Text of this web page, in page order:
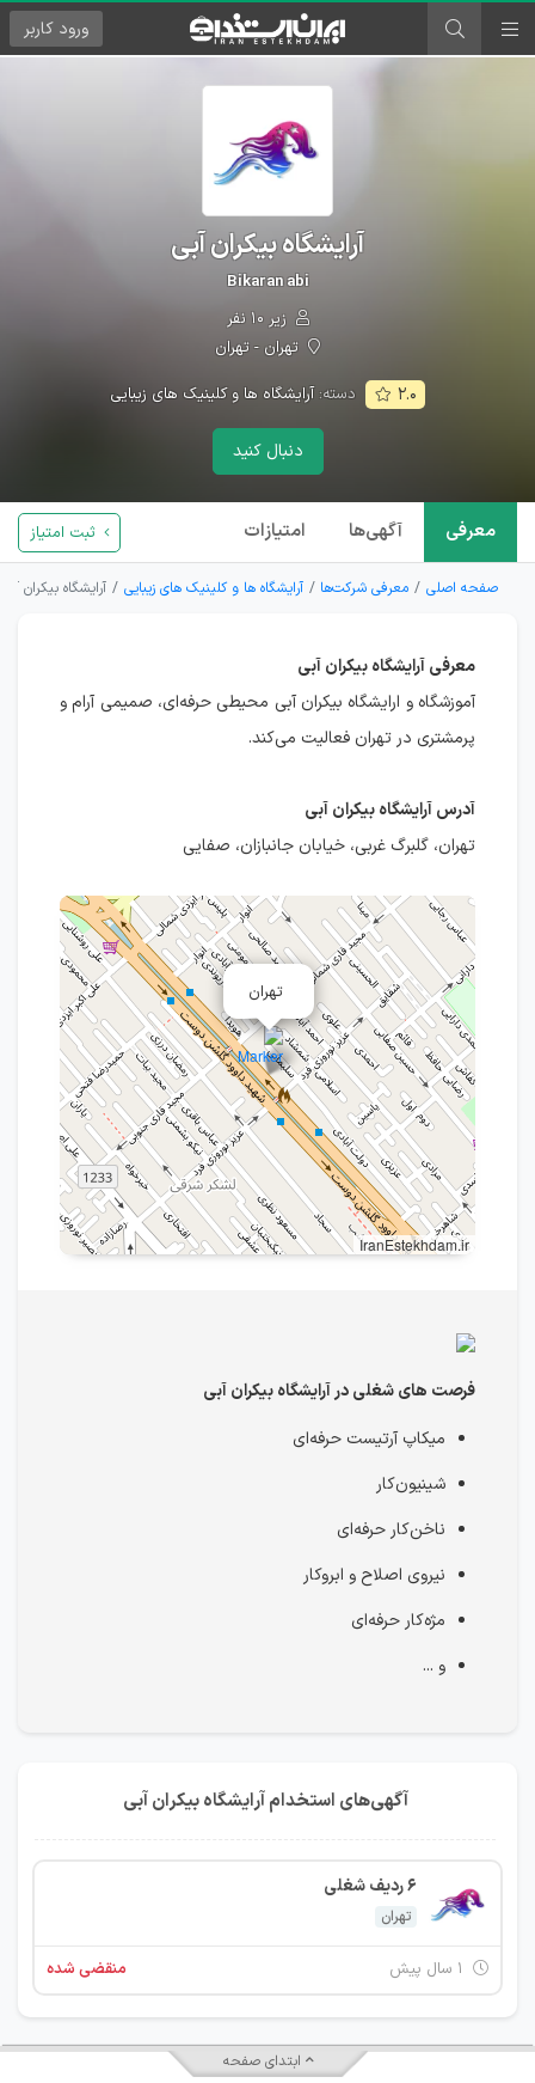
ورود کاربر
آرایشگاه بیکران آبی
Bikaran abi
زیر ۱۰ نفر
تهران - تهران
۲.۰ دسته:آرایشگاه ها و کلینیک های زیبایی
دنبال کنید
معرفی آگهی‌ها امتیازات ثبت امتیاز
صفحه اصلی معرفی شرکت‌ها آرایشگاه ها و کلینیک های زیبایی آرایشگاه بیکران آبی
معرفی آرایشگاه بیکران آبی
آموزشگاه و ارایشگاه بیکران آبی محیطی حرفه‌ای، صمیمی آرام و
پرمشتری در تهران فعالیت می‌کند.
آدرس آرایشگاه بیکران آبی
تهران، گلبرگ غربی، خیابان جانبازان، صفایی
تهران
IranEstekhdam.ir
فرصت های شغلی در آرایشگاه بیکران آبی
میکاپ آرتیست حرفه‌ای
شینیون‌کار
ناخن‌کار حرفه‌ای
نیروی اصلاح و ابروکار
مژه‌کار حرفه‌ای
و ...
آگهی‌های استخدام آرایشگاه بیکران آبی
6 ردیف شغلی
تهران
منقضی شده
ابتدای صفحه